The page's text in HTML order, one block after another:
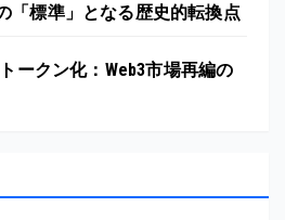
標準」となる歴史的転換点
ークン化：Web3市場再編の